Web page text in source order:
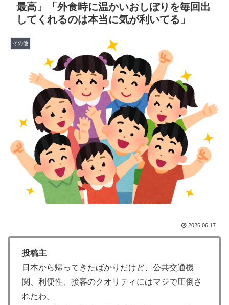
なる…」
▶ 韓国内で続く反日的雰囲気…日本不買運動の広報チラシ
国際的な小咄 読者投稿 （ゼンマイ式）手間を楽しむ妄
想？
人類は広島から何を学んだのか 原爆投下から81年、核
兵器が再び増え始めた世界【海外の反応・解説】
外国人「使い捨てだ」FIFA会長、辞任危機でトランプ政
権に泣き付くも無視されて海外失笑！【海外の反応】
▶
【悲報】中川翔子(41)「Xはもう愚痴だらけだから開き
たくない」
▶ ライバルのリコに身体で賞金払わせる話やりてえ
▶ 海外「誰か助けて！日本で不思議な瓶に入った飲み物を
貰ったんだけど、これってどうやって開けるんだ！？」
とは!?【海外の反応】
韓国、日本で韓国籍のインフルエンサーが7台の車に当
て逃げして逮捕されたのに「また日本は嫌韓しようとし
ている」と決めつけて責任転嫁
最高」「外食時に温かいおしぼりを毎回出
してくれるのは本当に気が利いてる」
その他
2026.06.17
投稿主
日本から帰ってきたばかりだけど、公共交通機
関、利便性、接客のクオリティにはマジで圧倒さ
れたわ。